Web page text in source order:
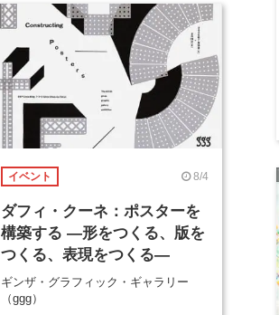
イベント 8/4
ダフィ・クーネ：ポスターを
構築する ―形をつくる、版を
つくる、表現をつくる―
ギンザ・グラフィック・ギャラリー
（ggg）